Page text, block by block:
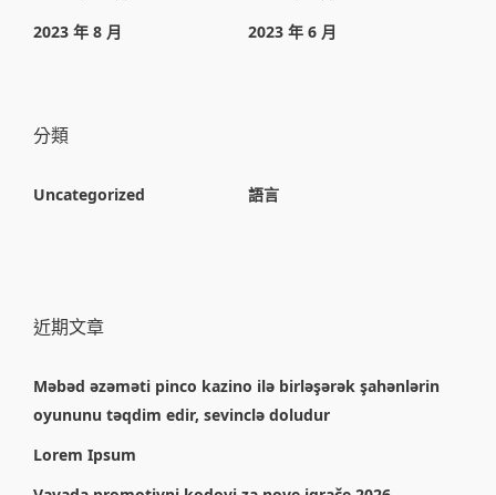
2023 年 8 月
2023 年 6 月
分類
Uncategorized 語言
近期文章
Məbəd əzəməti pinco kazino ilə birləşərək şahənlərin
oyununu təqdim edir, sevinclə doludur
Lorem Ipsum